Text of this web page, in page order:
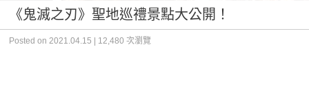
《鬼滅之刃》聖地巡禮景點大公開！
Posted on 2021.04.15 | 12,480 次瀏覽